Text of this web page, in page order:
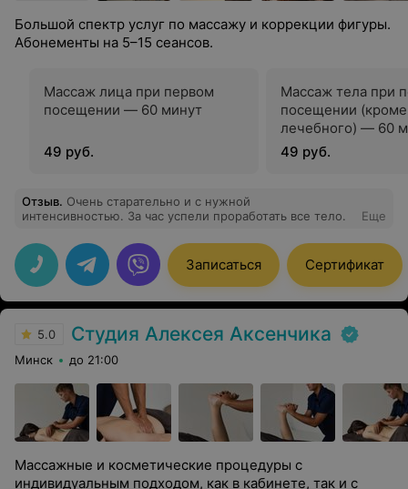
Большой спектр услуг по массажу и коррекции фигуры.
Абонементы на 5–15 сеансов.
Массаж лица при первом
посещении — 60 минут
49 руб.
Массаж тела при
посещении (кроме
лечебного) — 60
49 руб.
Отзыв. Очень старательно и с нужной
интенсивностью. За час успели проработать все тело.
Еще
Записаться Сертификат
5.0 Студия Алексея Аксенчика
Минск до 21:00
Массажные и косметические процедуры с
индивидуальным подходом, как в кабинете, так и с